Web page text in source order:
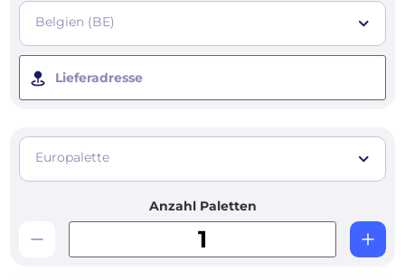
Belgien (BE)
Lieferadresse
Europalette
Anzahl Paletten